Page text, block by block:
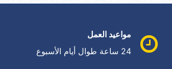
مواعيد العمل
24 ساعة طوال أيام الأسبوع